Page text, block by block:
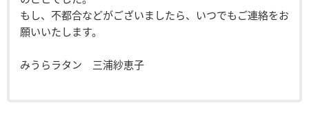
もし、不都合などがございましたら、いつでもご連絡をお
願いいたします。
みうらラタン 三浦紗恵子